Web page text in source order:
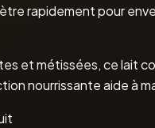
rapidement pour
et métissées, ce lait
nourrissante aide à